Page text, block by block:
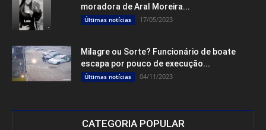
moradora de Aral Moreira...
Últimas notícias 17/05/2023
Milagre ou Sorte? Funcionário de boate
escapa por pouco de execução...
Últimas notícias 04/11/2023
CATEGORIA POPULAR